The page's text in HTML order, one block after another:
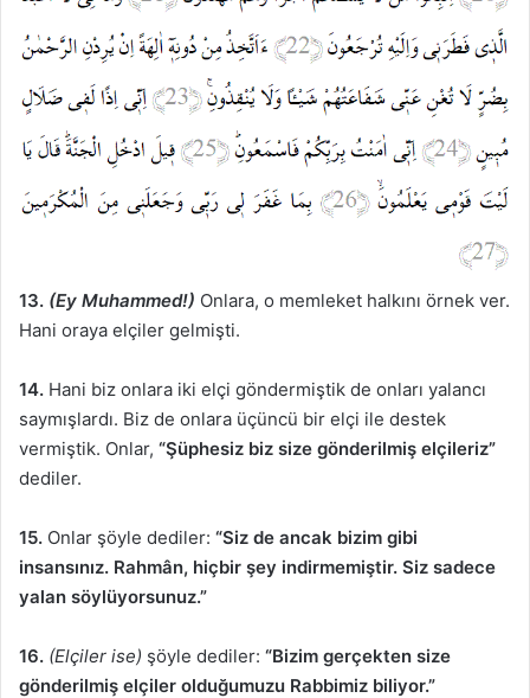
13. (Ey Muhammed!) Onlara, o memleket halkını örnek ver.
Hani oraya elçiler gelmişti.
14. Hani biz onlara iki elçi göndermiştik de onları yalancı
saymışlardı. Biz de onlara üçüncü bir elçi ile destek
vermiştik. Onlar, “Şüphesiz biz size gönderilmiş elçileriz”
dediler.
15. Onlar şöyle dediler: “Siz de ancak bizim gibi
insansınız. Rahmân, hiçbir şey indirmemiştir. Siz sadece
yalan söylüyorsunuz.”
16. (Elçiler ise) şöyle dediler: “Bizim gerçekten size
gönderilmiş elçiler olduğumuzu Rabbimiz biliyor.”